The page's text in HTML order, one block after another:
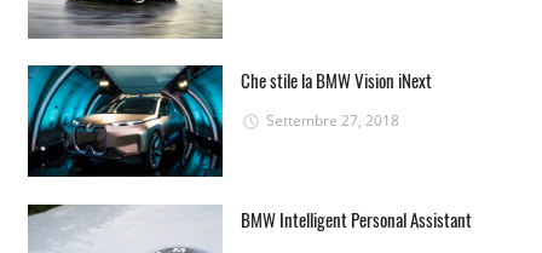
Che stile la BMW Vision iNext
Settembre 27, 2018
BMW Intelligent Personal Assistant